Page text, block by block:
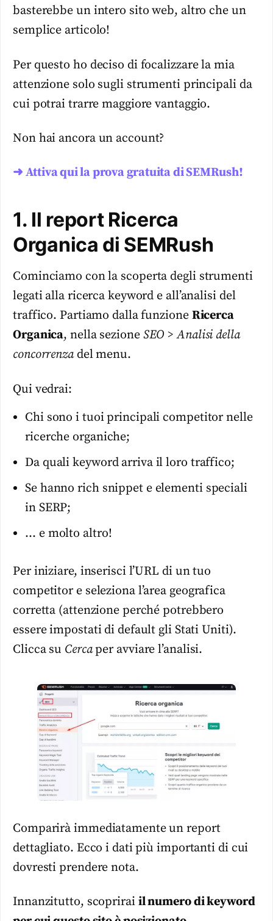
basterebbe un intero sito web, altro che un
semplice articolo!
Per questo ho deciso di focalizzare la mia
attenzione solo sugli strumenti principali da
cui potrai trarre maggiore vantaggio.
Non hai ancora un account?
➜ Attiva qui la prova gratuita di SEMRush!
1. Il report Ricerca
Organica di SEMRush
Cominciamo con la scoperta degli strumenti
legati alla ricerca keyword e all’analisi del
traffico. Partiamo dalla funzione Ricerca
Organica, nella sezione SEO > Analisi della
concorrenzadel menu.
Qui vedrai:
Chi sono i tuoi principali competitor nelle
ricerche organiche;
Da quali keyword arriva il loro traffico;
Se hanno rich snippet e elementi speciali
in SERP;
… e molto altro!
Per iniziare, inserisci l’URL di un tuo
competitor e seleziona l’area geografica
corretta (attenzione perché potrebbero
essere impostati di default gli Stati Uniti).
Clicca su Cercaper avviare l’analisi.
Comparirà immediatamente un report
dettagliato. Ecco i dati più importanti di cui
dovresti prendere nota.
Innanzitutto, scoprirai il numero di keyword